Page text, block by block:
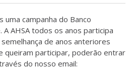
uma campanha do Banco
A AHSA todos os anos participa
de anos anteriores
queiram participar, poderão entrar
do nosso email: